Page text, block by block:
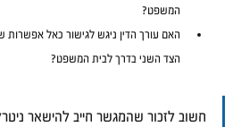
המשפט?
האם עורך הדין ניגש לגישור כאל אפשרות
הצד השני בדרך לבית המשפט?
חשוב לזכור שהמגשר חייב להישאר